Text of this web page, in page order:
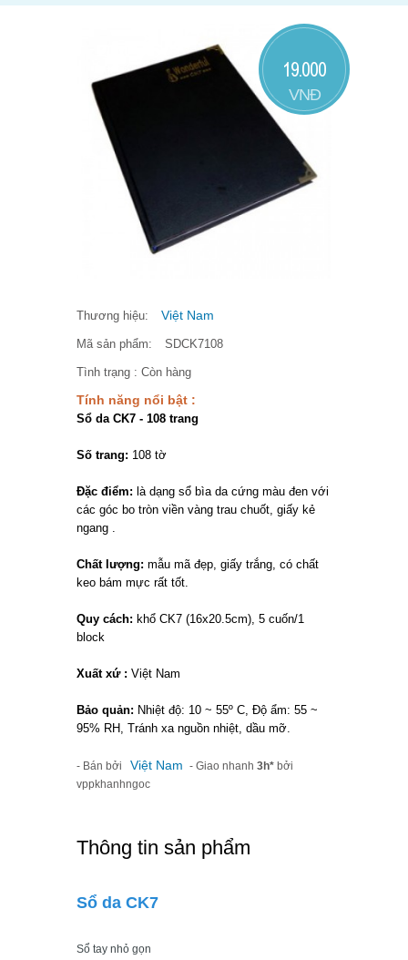
19.000
VNĐ
Thương hiệu: Việt Nam
Mã sản phẩm: SDCK7108
Tình trạng : Còn hàng
Tính năng nổi bật :
Sổ da CK7 - 108 trang
Số trang: 108 tờ
Đặc điểm: là dạng sổ bìa da cứng màu đen với
các góc bo tròn viền vàng trau chuốt, giấy kẻ
ngang .
Chất lượng: mẫu mã đẹp, giấy trắng, có chất
keo bám mực rất tốt.
Quy cách: khổ CK7 (16x20.5cm), 5 cuốn/1
block
Xuất xứ : Việt Nam
Bảo quản: Nhiệt độ: 10 ~ 55º C, Độ ẩm: 55 ~
95% RH, Tránh xa nguồn nhiệt, dầu mỡ.
- Bán bởi Việt Nam - Giao nhanh 3h* bởi
vppkhanhngoc
Thông tin sản phẩm
Sổ da CK7
Sổ tay nhỏ gọn